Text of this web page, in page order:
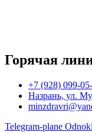
Горячая
+7 (928) 099-
Назрань, ул.
Telegram-plane